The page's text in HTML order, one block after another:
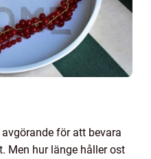
för att bevara
Men hur länge håller ost